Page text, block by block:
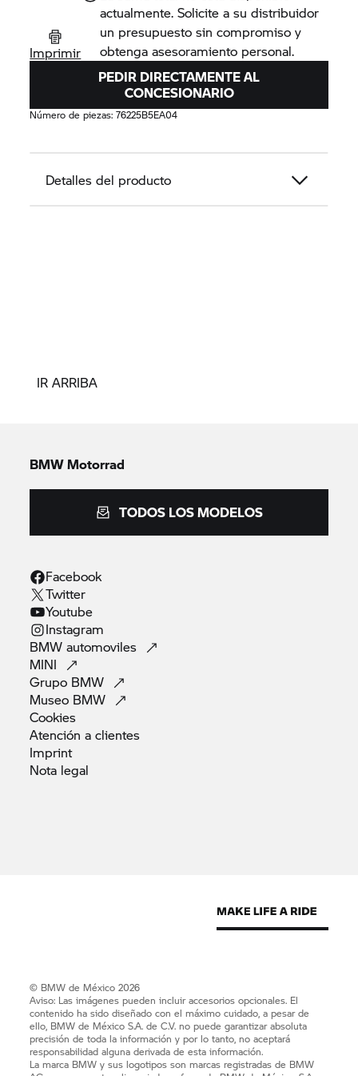
Imprimir
actualmente. Solicite a su distribuidor
un presupuesto sin compromiso y
obtenga asesoramiento personal.
PEDIR DIRECTAMENTE AL
CONCESIONARIO
Número de piezas:76225B5EA04
Detalles del producto
IR ARRIBA
BMW Motorrad
TODOS LOS MODELOS
Facebook
Twitter
Youtube
Instagram
BMWautomoviles
MINI
Grupo BMW
Museo BMW
Cookies
Atención aclientes
Imprint
Nota legal
© BMW de México 2026
Aviso: Las imágenes pueden incluir accesorios opcionales. El
contenido ha sido diseñado con el máximo cuidado, a pesar de
ello, BMW de México S.A. de C.V. no puede garantizar absoluta
precisión de toda la información y por lo tanto, no aceptará
responsabilidad alguna derivada de esta información.
La marca BMW y sus logotipos son marcas registradas de BMW